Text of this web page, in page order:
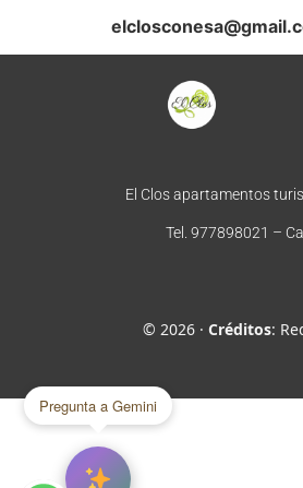
El Clos apartamentos
Tel. 977898021 –
© 2026· Créditos:
Pregunta a Gemini